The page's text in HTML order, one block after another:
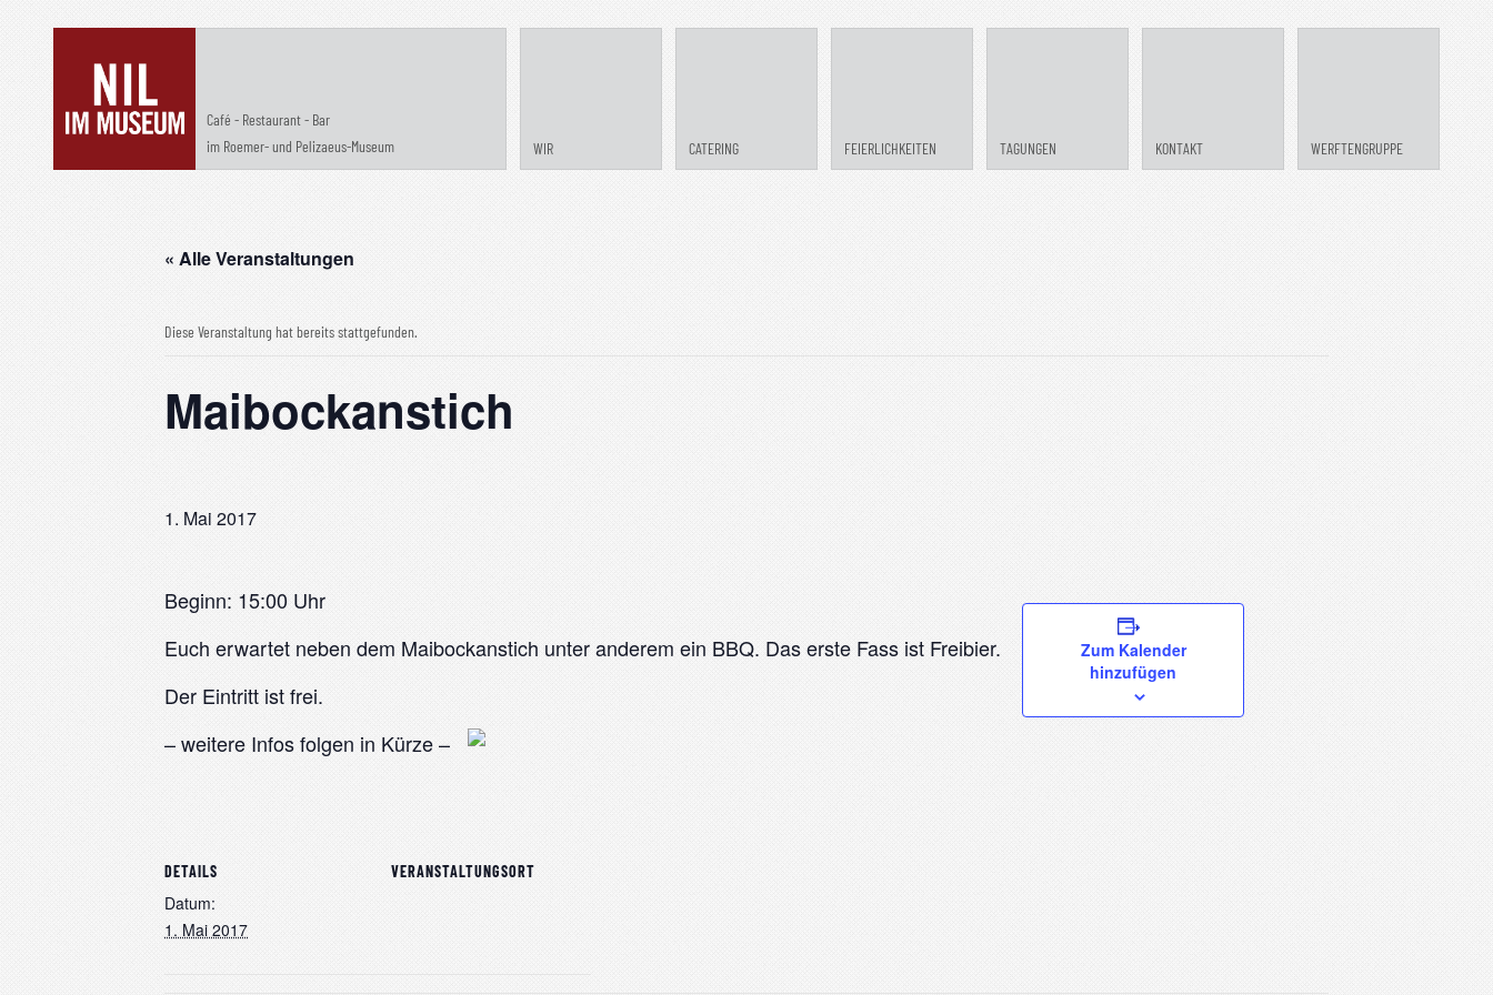
Café - Restaurant - Bar
im Roemer- und Pelizaeus-Museum
WIR CATERING FEIERLICHKEITEN TAGUNGEN KONTAKT WERFTENGRUPPE
« Alle Veranstaltungen
Diese Veranstaltung hat bereits stattgefunden.
Maibockanstich
1. Mai 2017
Beginn: 15:00 Uhr
Euch erwartet neben dem Maibockanstich unter anderem ein BBQ. Das erste Fass ist Freibier.
Der Eintritt ist frei.
– weitere Infos folgen in Kürze –
Zum Kalender
hinzufügen
DETAILS
Datum:
1. Mai 2017
VERANSTALTUNGSORT